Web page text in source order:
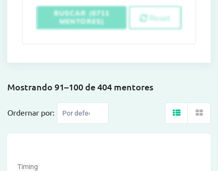
BUSCAR (6711
MENTORES)
Reset
Mostrando 91–100 de 404 mentores
Ordernar por:
Timing